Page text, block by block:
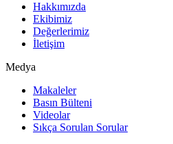
Hakkımızda
Ekibimiz
Değerlerimiz
İletişim
Medya
Makaleler
Basın Bülteni
Videolar
Sıkça Sorulan Sorular